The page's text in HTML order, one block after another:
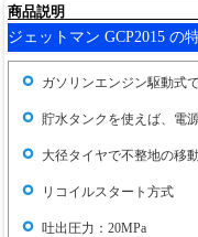
商品説明
ジェットマン GCP2015 の
ガソリンエンジン駆動式
貯水タンクを使えば、電
大径タイヤで不整地の移
リコイルスタート方式
吐出圧力：20MPa